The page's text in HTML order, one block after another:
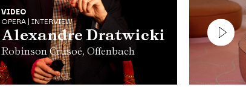
VIDEO
OPERA | INTERVIEW
Alexandre Dratwicki
Robinson Crusoé, Offenbach